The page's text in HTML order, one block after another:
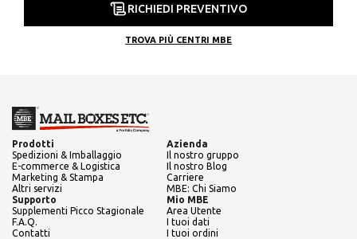
RICHIEDI PREVENTIVO
TROVA PIÙ CENTRI MBE
Prodotti
Spedizioni & Imballaggio
E-commerce & Logistica
Marketing & Stampa
Altri servizi
Azienda
Il nostro gruppo
Il nostro Blog
Carriere
MBE: Chi Siamo
Supporto
Supplementi Picco Stagionale
F.A.Q.
Contatti
Mio MBE
Area Utente
I tuoi dati
I tuoi ordini